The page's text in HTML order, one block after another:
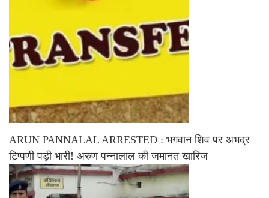
ARUN PANNALAL ARRESTED : भगवान शिव पर अभद्र
टिप्पणी पड़ी भारी! अरुण पन्नालाल की जमानत खारिज